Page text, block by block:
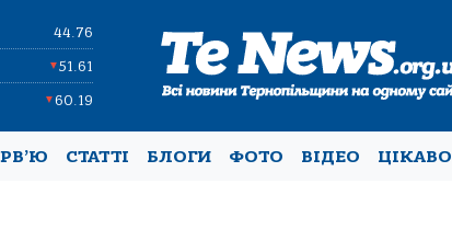
44.76
▼51.61
▼60.19
СТАТТІ БЛОГИ ФОТО ВІДЕО ЦІКАВО